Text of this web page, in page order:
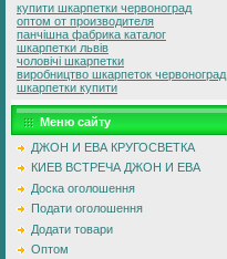
купити шкарпетки червоноград
оптом от производителя
панчішна фабрика каталог
шкарпетки львів
чоловічі шкарпетки
виробництво шкарпеток червоноград
шкарпетки купити
Меню сайту
ДЖОН И ЕВА КРУГОСВЕТКА
КИЕВ ВСТРЕЧА ДЖОН И ЕВА
Доска оголошення
Подати оголошення
Додати товари
Оптом